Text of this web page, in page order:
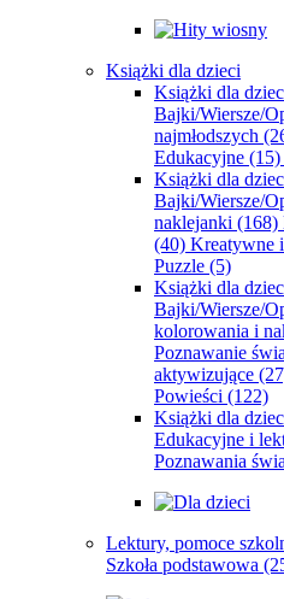
Książki dla dzieci
Książki dla
Bajki/Wiersze/
najmłodszych
Edukacyjne (15)
Książki dla
Bajki/Wiersze/
naklejanki (168)
(40) Kreatywne
Puzzle (5)
Książki dla
Bajki/Wiersze/
kolorowania i
Poznawanie
aktywizujące
Powieści (122)
Książki dla
Edukacyjne i
Poznawania
Lektury, pomoce
Szkoła podstawowa